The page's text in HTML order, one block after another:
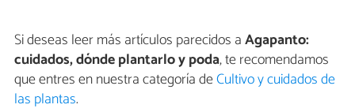
Si deseas leer más artículos parecidos aAgapanto:
cuidados, dónde plantarlo y poda, te recomendamos
que entres en nuestra categoría deCultivo y cuidados de
las plantas.